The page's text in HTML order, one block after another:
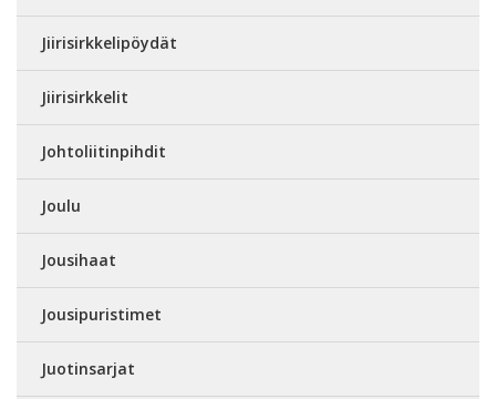
Jiirisirkkelipöydät
Jiirisirkkelit
Johtoliitinpihdit
Joulu
Jousihaat
Jousipuristimet
Juotinsarjat